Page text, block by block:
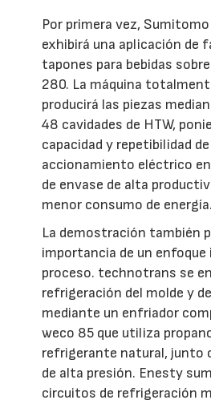
Por primera vez,
exhibirá una aplicación de
tapones para bebidas
280. La máquina
producirá las piezas
48 cavidades de HTW,
capacidad y repetibilidad
accionamiento eléctrico
de envase de alta
menor consumo de energía.
La demostración también
importancia de un enfoque
proceso. technotrans se
refrigeración del molde y
mediante un enfriador
weco 85 que utiliza
refrigerante natural, junto
de alta presión. Enesty
circuitos de refrigeración